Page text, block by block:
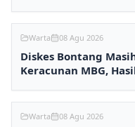
Warta 08 Agu 2026
Diskes Bontang
Keracunan MBG,
Warta 08 Agu 2026